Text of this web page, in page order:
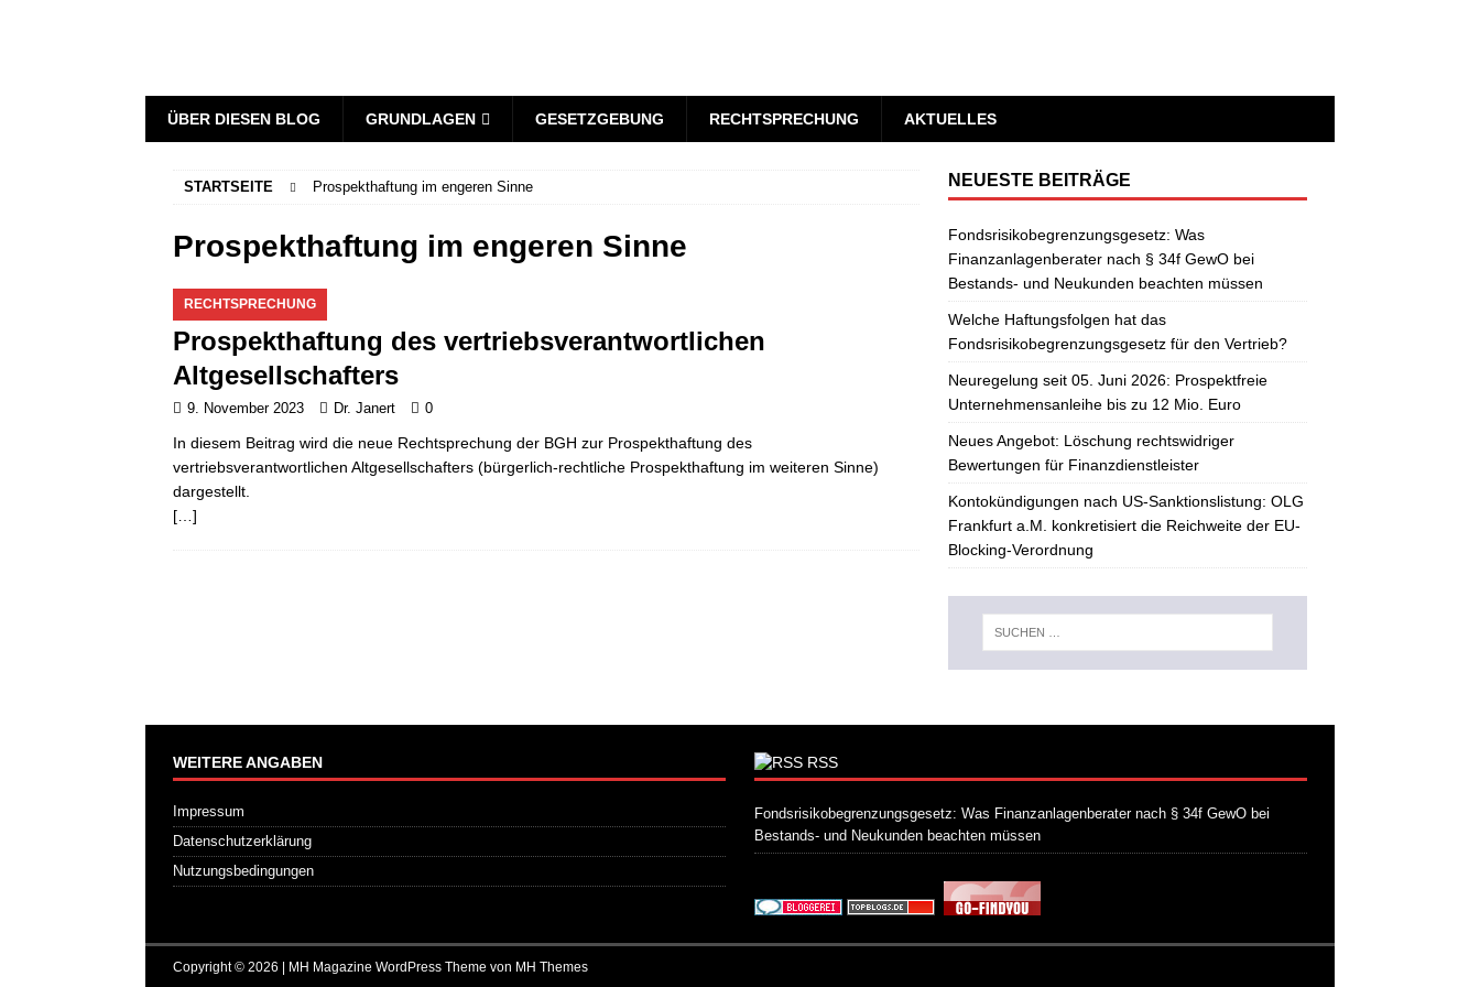
ÜBER DIESEN BLOG GRUNDLAGEN GESETZGEBUNG RECHTSPRECHUNG AKTUELLES
STARTSEITE Prospekthaftung im engeren Sinne
Prospekthaftung im engeren Sinne
RECHTSPRECHUNG
Prospekthaftung des vertriebsverantwortlichen
Altgesellschafters
9. November 2023 Dr. Janert 0
In diesem Beitrag wird die neue Rechtsprechung der BGH zur Prospekthaftung des
vertriebsverantwortlichen Altgesellschafters (bürgerlich-rechtliche Prospekthaftung im weiteren Sinne)
dargestellt.
[…]
NEUESTE BEITRÄGE
Fondsrisikobegrenzungsgesetz: Was
Finanzanlagenberater nach § 34f GewO bei
Bestands- und Neukunden beachten müssen
Welche Haftungsfolgen hat das
Fondsrisikobegrenzungsgesetz für den Vertrieb?
Neuregelung seit 05. Juni 2026: Prospektfreie
Unternehmensanleihe bis zu 12 Mio. Euro
Neues Angebot: Löschung rechtswidriger
Bewertungen für Finanzdienstleister
Kontokündigungen nach US-Sanktionslistung: OLG
Frankfurt a.M. konkretisiert die Reichweite der EU-
Blocking-Verordnung
WEITERE ANGABEN
Impressum
Datenschutzerklärung
Nutzungsbedingungen
RSS
Fondsrisikobegrenzungsgesetz: Was Finanzanlagenberater nach § 34f GewO bei
Bestands- und Neukunden beachten müssen
Copyright © 2026 | MH Magazine WordPress Theme von MH Themes